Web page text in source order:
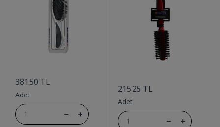
381.50 TL
Adet
215.25 TL
Adet